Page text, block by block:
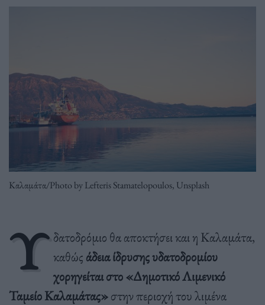
Καλαμάτα/Photo by Lefteris Stamatelopoulos, Unsplash
Υ δατοδρόμιο θα αποκτήσει και η Καλαμάτα,
καθώς άδεια ίδρυσης υδατοδρομίου
χορηγείται στο «Δημοτικό Λιμενικό
Ταμείο Καλαμάτας»στην περιοχή του λιμένα